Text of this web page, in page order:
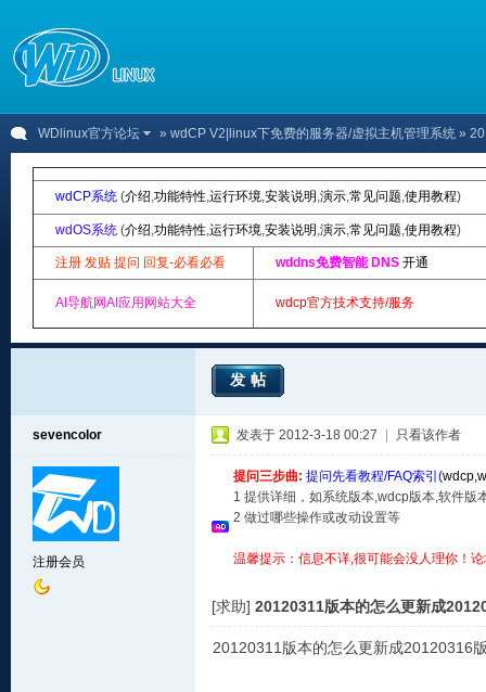
WDlinux官方论坛 » wdCP V2|linux下免费的服务器/虚拟主机管理系统 »
wdCP系统 (介绍,功能特性,运行环境,安装说明 ,演示,常见问题,使用教程)
wdOS系统 (介绍,功能特性,运行环境,安装说明 ,演示,常见问题,使用教程)
注册 发贴 提问 回复-必看必看 wddns免费智能 DNS 开通
AI导航网AI应用网站大全 wdcp官方技术支持/服务
发帖
sevencolor
注册会员
发表于 2012-3-18 00:27 只看该作者
提问三步曲: 提问先看教程/FAQ索引(wdcp,
1 提供详细，如系统版本,wdcp版本,软件版
2 做过哪些操作或改动设置等
温馨提示：信息不详,很可能会没人理你！
[求助] 20120311版本的怎么更新成
20120311版本的怎么更新成20120316